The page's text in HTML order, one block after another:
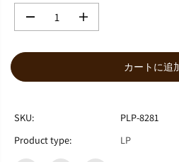
格
本
一
数
カートに追
SKU:
PLP-8281
Product type:
LP